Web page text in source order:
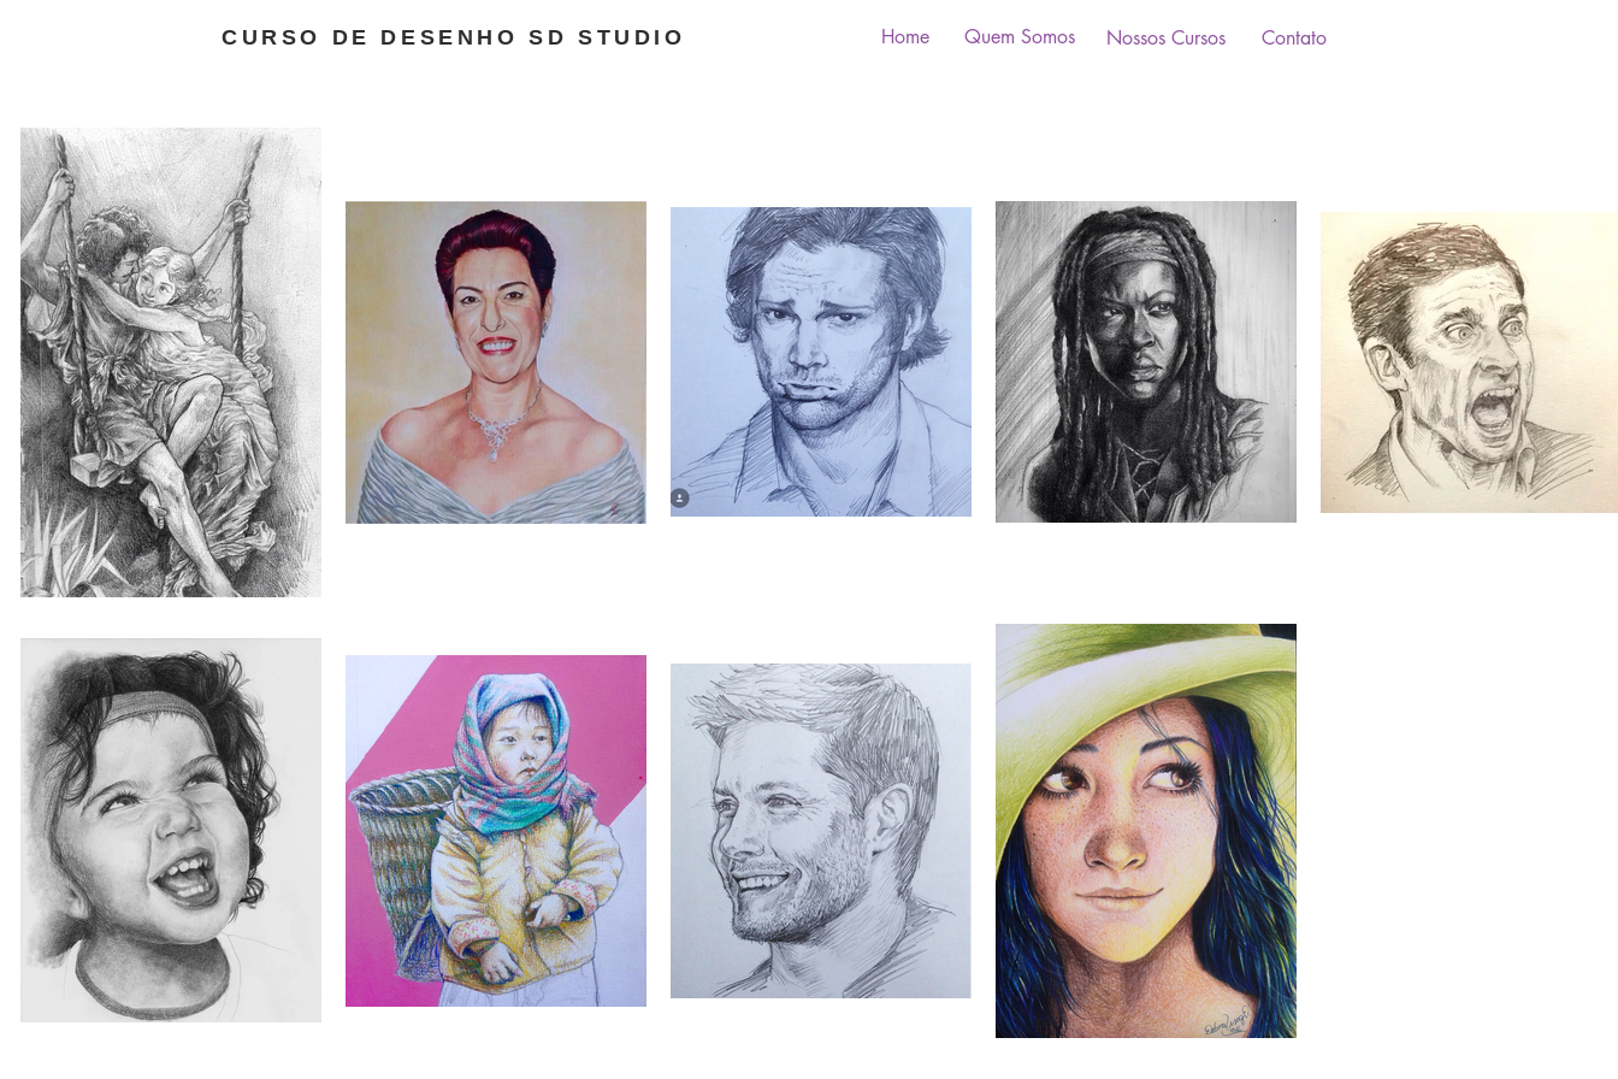
CURSO DE DESENHOSD STUDIO Home Quem Somos Nossos Cursos Contato